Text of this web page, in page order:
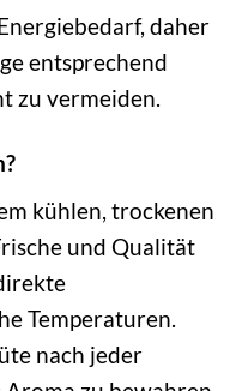
daher
entsprechend
zu vermeiden.
kühlen, trockenen
und Qualität
Temperaturen.
nach jeder